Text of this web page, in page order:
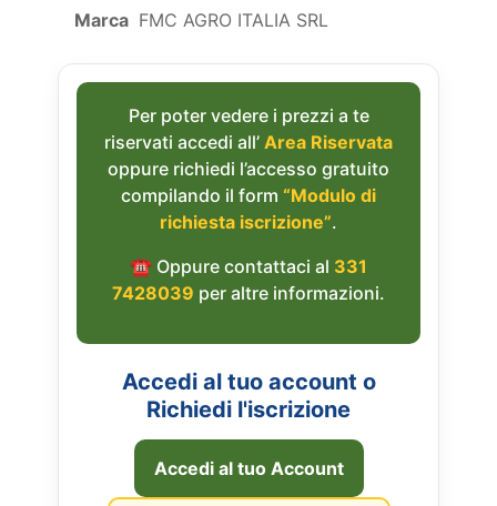
Marca FMC AGRO ITALIA SRL
Per poter vedere i prezzi a te
riservati accedi all’ Area Riservata
oppure richiedi l’accesso gratuito
compilando il form “Modulo di
richiesta iscrizione”.
☎︎ Oppure contattaci al 331
7428039 per altre informazioni.
Accedi al tuo account o
Richiedi l'iscrizione
Accedi al tuo Account